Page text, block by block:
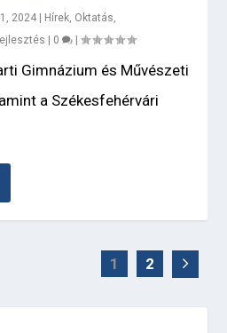
2024 | Hírek Oktatás
| 0 |
Gimnázium és Művészeti
a Székesfehérvári
1 2